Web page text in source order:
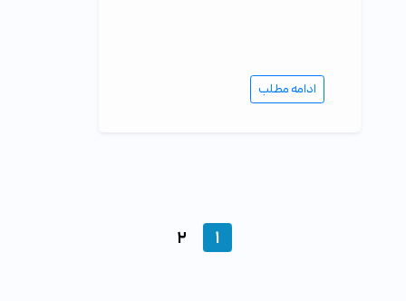
ادامه مطلب
١ ٢